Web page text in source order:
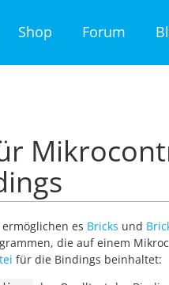
Shop Forum
es Bricks und
die auf einem
für die Bindings beinhaltet: